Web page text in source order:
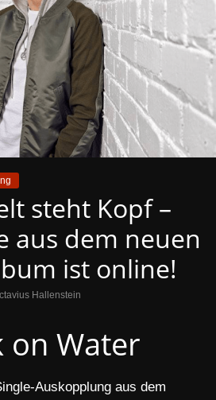
steht Kopf –
aus dem neuen
ist online!
Hallenstein
on Water
Auskopplung aus dem